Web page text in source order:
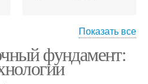
Показать все
фундамент: